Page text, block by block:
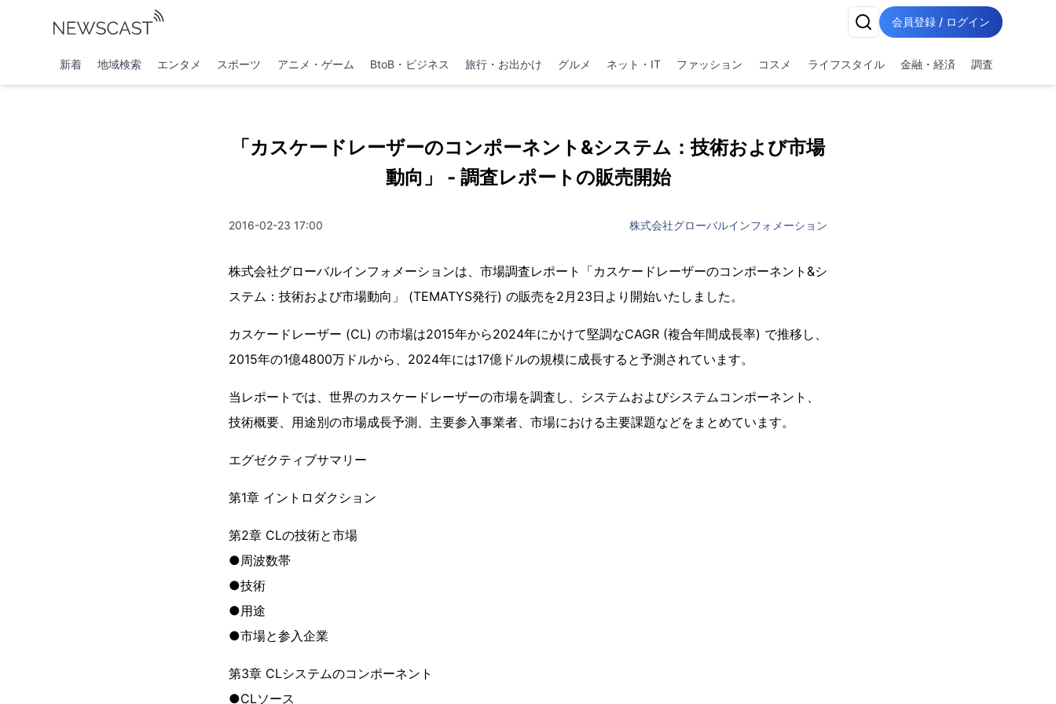
会員登録 / ログイン
新着 地域検索 エンタメ スポーツ アニメ・ゲーム BtoB・ビジネス 旅行・お出かけ グルメ ネット・IT ファッション コスメ ライフスタイル 金融・経済 調査
「カスケードレーザーのコンポーネント&システム：技術および市場
動向」 - 調査レポートの販売開始
2016-02-23 17:00 株式会社グローバルインフォメーション
株式会社グローバルインフォメーションは、市場調査レポート「カスケードレーザーのコンポーネント&シ
ステム：技術および市場動向」 (TEMATYS発行) の販売を2月23日より開始いたしました。
カスケードレーザー (CL) の市場は2015年から2024年にかけて堅調なCAGR (複合年間成長率) で推移し、
2015年の1億4800万ドルから、2024年には17億ドルの規模に成長すると予測されています。
当レポートでは、世界のカスケードレーザーの市場を調査し、システムおよびシステムコンポーネント、
技術概要、用途別の市場成長予測、主要参入事業者、市場における主要課題などをまとめています。
エグゼクティブサマリー
第1章 イントロダクション
第2章 CLの技術と市場
●周波数帯
●技術
●用途
●市場と参入企業
第3章 CLシステムのコンポーネント
●CLソース